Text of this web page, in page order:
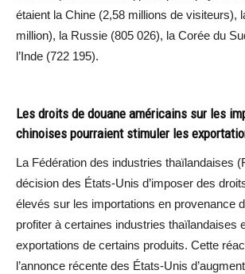
étaient la Chine (2,58 millions de visiteurs),
million), la Russie (805 026), la Corée du
l’Inde (722 195).
Les droits de douane américains sur les
chinoises pourraient stimuler les
La Fédération des industries thaïlandaises
décision des États-Unis d’imposer des
élevés sur les importations en provenance
profiter à certaines industries thaïlandaises
exportations de certains produits. Cette
l’annonce récente des États-Unis